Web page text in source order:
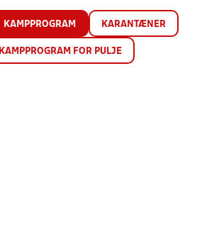
KAMPPROGRAM KARANTÆNER
KAMPPROGRAM FOR PULJE